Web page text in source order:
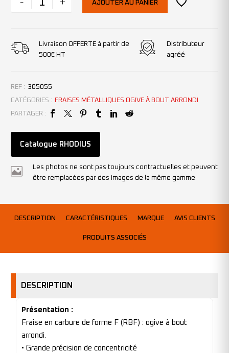
- + AJOUTER AU PANIER
Livraison OFFERTE à partir de
500€ HT
Distributeur
agréé
REF : 305055
CATÉGORIES :
FRAISES MÉTALLIQUES OGIVE À BOUT ARRONDI
PARTAGER :
Catalogue RHODIUS
Les photos ne sont pas toujours contractuelles et peuvent
être remplacées par des images de la même gamme
DESCRIPTION CARACTÉRISTIQUES MARQUE AVIS CLIENTS
PRODUITS ASSOCIÉS
DESCRIPTION
Présentation :
Fraise en carbure de forme F (RBF) : ogive à bout
arrondi.
• Grande précision de concentricité